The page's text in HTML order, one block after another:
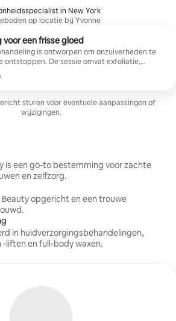
in New York
op locatie bij Yvonne
een frisse gloed
is ontworpen om onzuiverheden te
ontstoppen. De sessie omvat exfoliatie,
een kalmerend masker en hydratatie om de
sturen voor eventuele aanpassingen of
wijzigingen.
is een go-to bestemming voor zachte
en zelfzorg.
Beauty opgericht en een trouwe
in huidverzorgingsbehandelingen,
liften en full-body waxen.